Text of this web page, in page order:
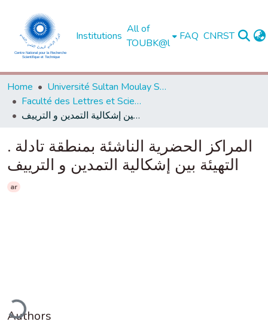
Institutions
All of
TOUBK@l
FAQ CNRST
Home
Université Sultan Moulay Slimane - Béni Mellal
Faculté des Lettres et Sciences Humaines, Béni Mellal
المراكز الحضرية الناشئة بمنطقة تادلة . التهيئة بين إشكالية التمدين و الترييف
المراكز الحضرية الناشئة بمنطقة تادلة .
التهيئة بين إشكالية التمدين و الترييف
ar
Authors